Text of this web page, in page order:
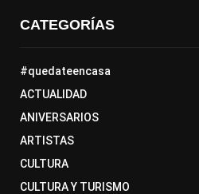
CATEGORÍAS
#quedateencasa
ACTUALIDAD
ANIVERSARIOS
ARTISTAS
CULTURA
CULTURA Y TURISMO